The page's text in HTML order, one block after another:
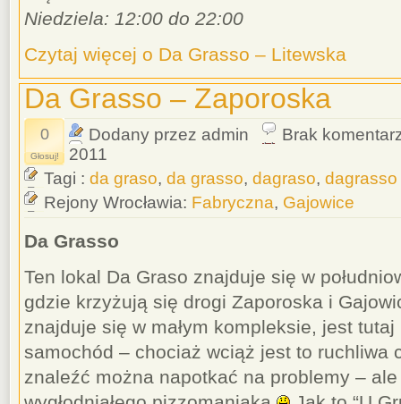
Niedziela: 12:00 do 22:00
Czytaj więcej o Da Grasso – Litewska
Da Grasso – Zaporoska
0
Głosuj!
Dodany przez admin
Brak
2011
Tagi : da graso, da grasso, dagraso, dagrasso
Rejony Wrocławia: Fabryczna, Gajowice
Da Grasso
Ten lokal Da Graso znajduje się w
gdzie krzyżują się drogi Zaporoska i
znajduje się w małym kompleksie, jest
samochód – chociaż wciąż jest to ruchliwa
znaleźć można napotkać na problemy –